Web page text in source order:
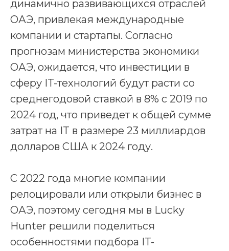
динамично развивающихся отраслей
ОАЭ, привлекая международные
компании и стартапы. Согласно
прогнозам министерства экономики
ОАЭ, ожидается, что инвестиции в
сферу IT-технологий будут расти со
среднегодовой ставкой в 8% с 2019 по
2024 год, что приведет к общей сумме
затрат на IT в размере 23 миллиардов
долларов США к 2024 году.
С 2022 года многие компании
релоцировали или открыли бизнес в
ОАЭ, поэтому сегодня мы в Lucky
Hunter решили поделиться
особенностями подбора IT-